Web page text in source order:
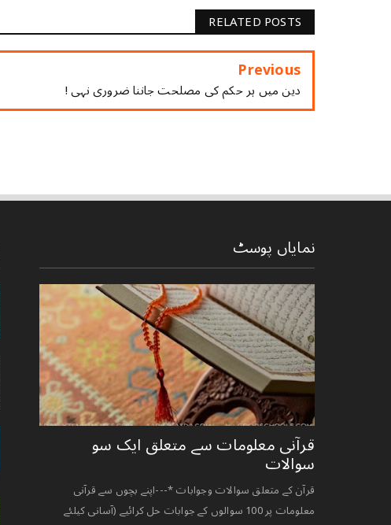
RELATED POSTS
Previous
دین میں ہر حکم کی مصلحت جاننا ضروری نہی !
نمایاں پوسٹ
قرآنی ‏معلومات ‏سے ‏متعلق ‏ایک ‏سو
‏سوالات ‏
قرآن کے متعلق سوالات وجوابات *---اپنے بچوں سے قرآنی
معلومات پر 100 سوالوں کے جوابات حل کرائیے (آسانی کیلئے